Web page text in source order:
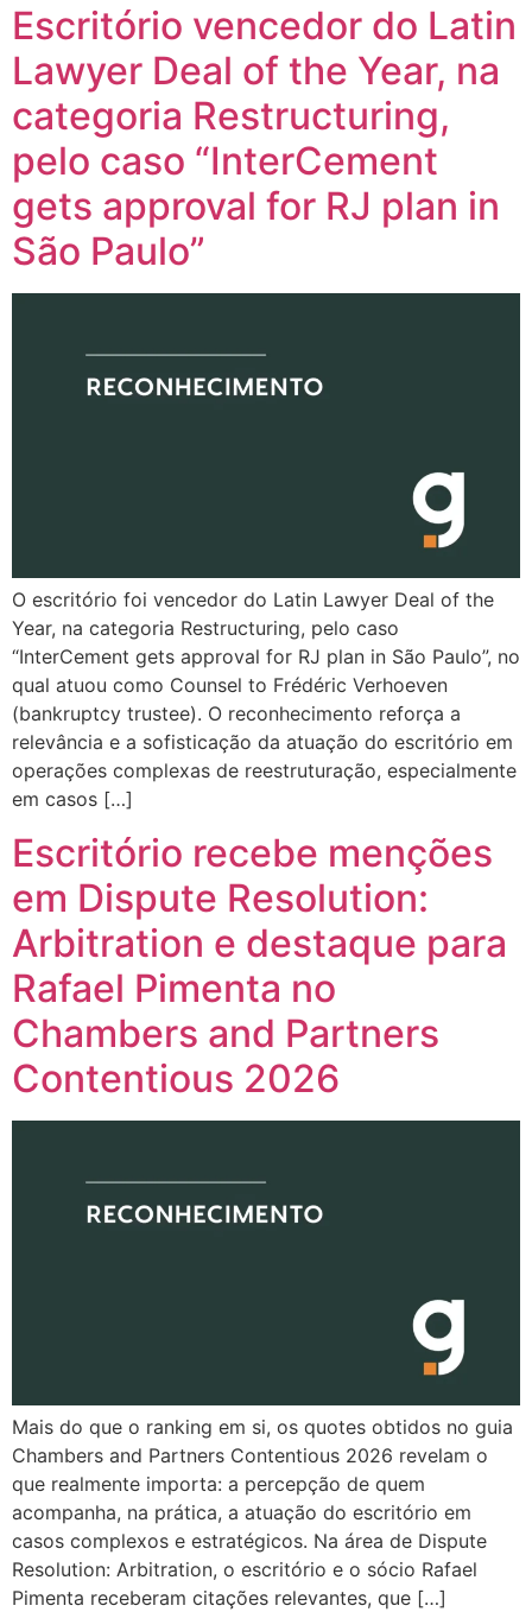
Escritório vencedor do Latin
Lawyer Deal of the Year, na
categoria Restructuring,
pelo caso “InterCement
gets approval for RJ plan in
São Paulo”
O escritório foi vencedor do Latin Lawyer Deal of the
Year, na categoria Restructuring, pelo caso
“InterCement gets approval for RJ plan in São Paulo”, no
qual atuou como Counsel to Frédéric Verhoeven
(bankruptcy trustee). O reconhecimento reforça a
relevância e a sofisticação da atuação do escritório em
operações complexas de reestruturação, especialmente
em casos […]
Escritório recebe menções
em Dispute Resolution:
Arbitration e destaque para
Rafael Pimenta no
Chambers and Partners
Contentious 2026
Mais do que o ranking em si, os quotes obtidos no guia
Chambers and Partners Contentious 2026 revelam o
que realmente importa: a percepção de quem
acompanha, na prática, a atuação do escritório em
casos complexos e estratégicos. Na área de Dispute
Resolution: Arbitration, o escritório e o sócio Rafael
Pimenta receberam citações relevantes, que […]